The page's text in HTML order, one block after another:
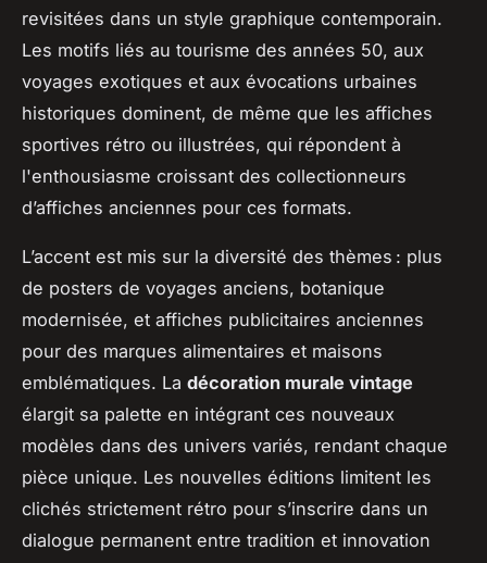
revisitées dans un style graphique contemporain.
Les motifs liés au tourisme des années 50, aux
voyages exotiques et aux évocations urbaines
historiques dominent, de même que les affiches
sportives rétro ou illustrées, qui répondent à
l'enthousiasme croissant des collectionneurs
d’affiches anciennes pour ces formats.
L’accent est mis sur la diversité des thèmes : plus
de posters de voyages anciens, botanique
modernisée, et affiches publicitaires anciennes
pour des marques alimentaires et maisons
emblématiques. La décoration murale vintage
élargit sa palette en intégrant ces nouveaux
modèles dans des univers variés, rendant chaque
pièce unique. Les nouvelles éditions limitent les
clichés strictement rétro pour s’inscrire dans un
dialogue permanent entre tradition et innovation